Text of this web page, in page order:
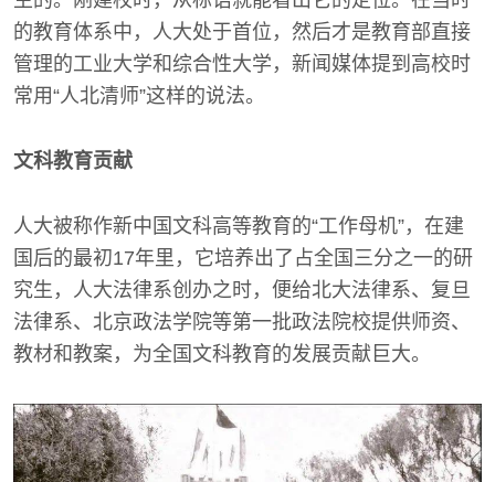
的教育体系中，人大处于首位，然后才是教育部直接
管理的工业大学和综合性大学，新闻媒体提到高校时
常用“人北清师”这样的说法。
文科教育贡献
人大被称作新中国文科高等教育的“工作母机”，在建
国后的最初17年里，它培养出了占全国三分之一的研
究生，人大法律系创办之时，便给北大法律系、复旦
法律系、北京政法学院等第一批政法院校提供师资、
教材和教案，为全国文科教育的发展贡献巨大。